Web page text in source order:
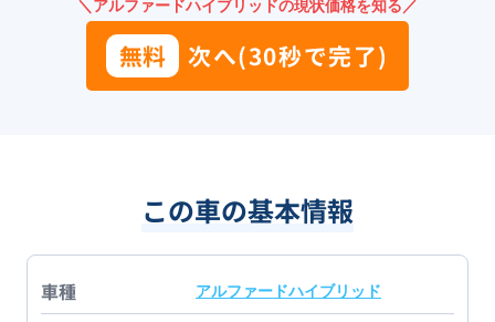
＼アルファードハイブリッドの現状価格を知る／
無料 次へ(30秒で完了)
この車の基本情報
車種 アルファードハイブリッド